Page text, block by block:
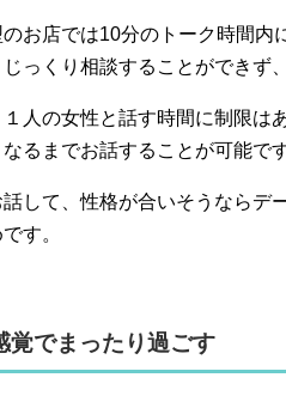
お店では10分のトーク時間
っくり相談することができず
人の女性と話す時間に制限は
るまでお話することが可能です
して、性格が合いそうならデ
す。
覚でまったり過ごす